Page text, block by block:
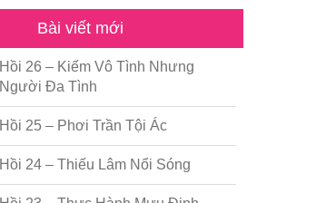
Bài viết mới
Hồi 26 – Kiếm Vô Tình Nhưng
Người Đa Tình
Hồi 25 – Phơi Trần Tội Ác
Hồi 24 – Thiếu Lâm Nổi Sóng